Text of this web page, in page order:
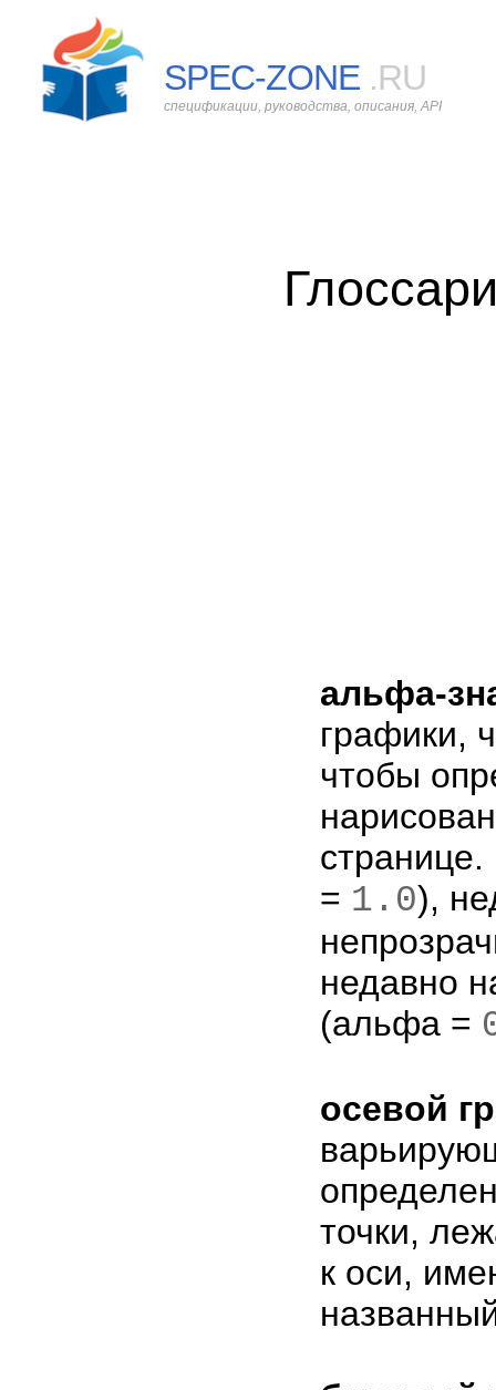
SPEC-ZONE .RU
спецификации, руководства, описания, API
альфа-
графики,
чтобы
= 1.0),
недавно
(альфа =
осевой
точки,
к оси,